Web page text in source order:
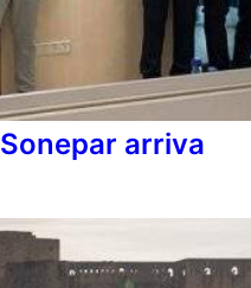
Sonepar arriva